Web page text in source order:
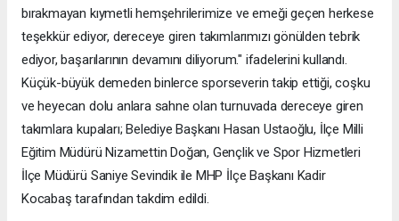
bırakmayan kıymetli hemşehrilerimize ve emeği geçen herkese
teşekkür ediyor, dereceye giren takımlarımızı gönülden tebrik
ediyor, başarılarının devamını diliyorum." ifadelerini kullandı.
Küçük-büyük demeden binlerce sporseverin takip ettiği, coşku
ve heyecan dolu anlara sahne olan turnuvada dereceye giren
takımlara kupaları; Belediye Başkanı Hasan Ustaoğlu, İlçe Milli
Eğitim Müdürü Nizamettin Doğan, Gençlik ve Spor Hizmetleri
İlçe Müdürü Saniye Sevindik ile MHP İlçe Başkanı Kadir
Kocabaş tarafından takdim edildi.